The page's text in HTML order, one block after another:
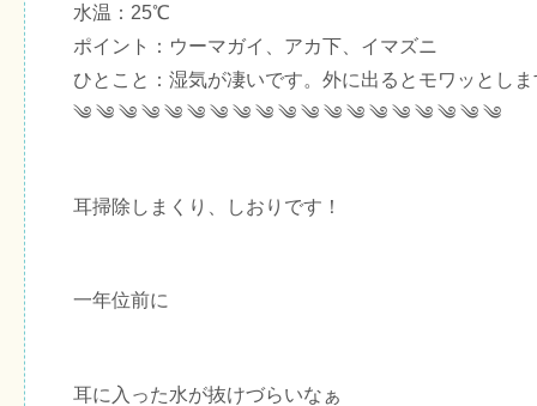
水温：25℃
ポイント：ウーマガイ、アカ下、イマズニ
ひとこと：湿気が凄いです。外に出るとモワッとし
༄ ༄ ༄ ༄ ༄ ༄ ༄ ༄ ༄ ༄ ༄ ༄ ༄ ༄ ༄ ༄ ༄ ༄ ༄
耳掃除しまくり、しおりです！
一年位前に
耳に入った水が抜けづらいなぁ